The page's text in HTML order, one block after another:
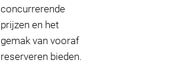
concurrerende
prijzen en het
gemak van vooraf
reserveren bieden.